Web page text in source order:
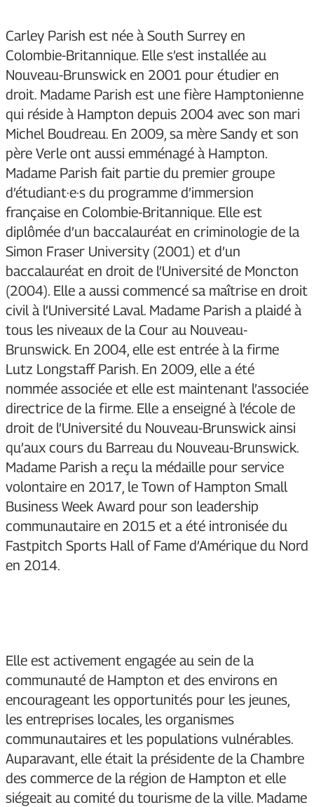
Carley Parish est née à South Surrey en
Colombie-Britannique. Elle s’est installée au
Nouveau-Brunswick en 2001 pour étudier en
droit. Madame Parish est une fière Hamptonienne
qui réside à Hampton depuis 2004 avec son mari
Michel Boudreau. En 2009, sa mère Sandy et son
père Verle ont aussi emménagé à Hampton.
Madame Parish fait partie du premier groupe
d’étudiant·e·s du programme d’immersion
française en Colombie-Britannique. Elle est
diplômée d’un baccalauréat en criminologie de la
Simon Fraser University (2001) et d’un
baccalauréat en droit de l’Université de Moncton
(2004). Elle a aussi commencé sa maîtrise en droit
civil à l’Université Laval. Madame Parish a plaidé à
tous les niveaux de la Cour au Nouveau-
Brunswick. En 2004, elle est entrée à la firme
Lutz Longstaff Parish. En 2009, elle a été
nommée associée et elle est maintenant l’associée
directrice de la firme. Elle a enseigné à l’école de
droit de l’Université du Nouveau-Brunswick ainsi
qu’aux cours du Barreau du Nouveau-Brunswick.
Madame Parish a reçu la médaille pour service
volontaire en 2017, le Town of Hampton Small
Business Week Award pour son leadership
communautaire en 2015 et a été intronisée du
Fastpitch Sports Hall of Fame d’Amérique du Nord
en 2014.
Elle est activement engagée au sein de la
communauté de Hampton et des environs en
encourageant les opportunités pour les jeunes,
les entreprises locales, les organismes
communautaires et les populations vulnérables.
Auparavant, elle était la présidente de la Chambre
des commerce de la région de Hampton et elle
siégeait au comité du tourisme de la ville. Madame